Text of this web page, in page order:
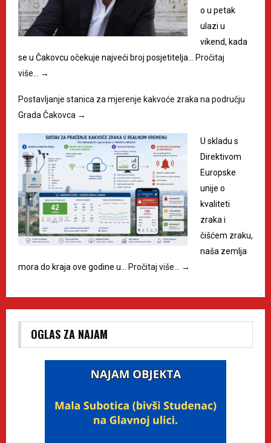
o u petak
ulazi u
vikend, kada
se u Čakovcu očekuje najveći broj posjetitelja…
Pročitaj
više…
→
Postavljanje stanica za mjerenje kakvoće zraka na području
Grada Čakovca →
U skladu s
Direktivom
Europske
unije o
kvaliteti
zraka i
čišćem zraku,
naša zemlja
mora do kraja ove godine u…
Pročitaj više… →
OGLAS ZA NAJAM